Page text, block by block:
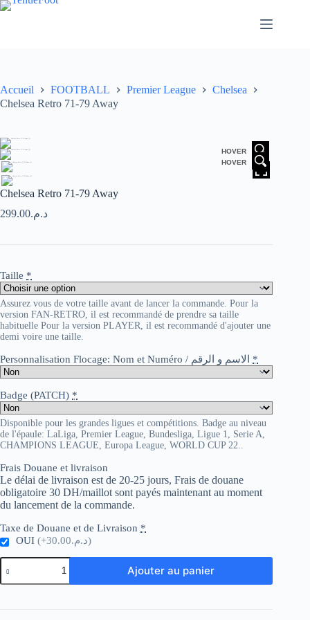
Passer
Accueil FOOTBALL Premier League
Chelsea
Chelsea Retro 71-79 Away
HOVER
HOVER
Chelsea Retro 71-79 Away
د.م.299.00
Taille *
Assurez vous de votre taille avant de lancer la commande. Pour la
version FAN-RETRO, il est recommandé de prendre sa taille
habituelle Pour la version PLAYER, il est recommandé d'ajouter une
demi voire une taille.
Personnalisation Flocage: Nom et Numéro / الاسم و الرقم *
Badge (PATCH) *
Disponible pour les grandes ligues et compétitions. Badge au niveau
de l'épaule: LaLiga, Premier League, Bundesliga, Ligue 1, Serie A,
CHAMPIONS LEAGUE, Europa League, WORLD CUP 22..
Frais Douane et livraison
Le délai de livraison est de 20-25 jours, Frais de douane
obligatoire 30 DH/maillot sont payés maintenant au moment
du lancement de la commande.
Taxe de Douane et de Livraison *
OUI
(+د.م.30.00)
quantité
de
Chelsea
71-
Ajouter au panier